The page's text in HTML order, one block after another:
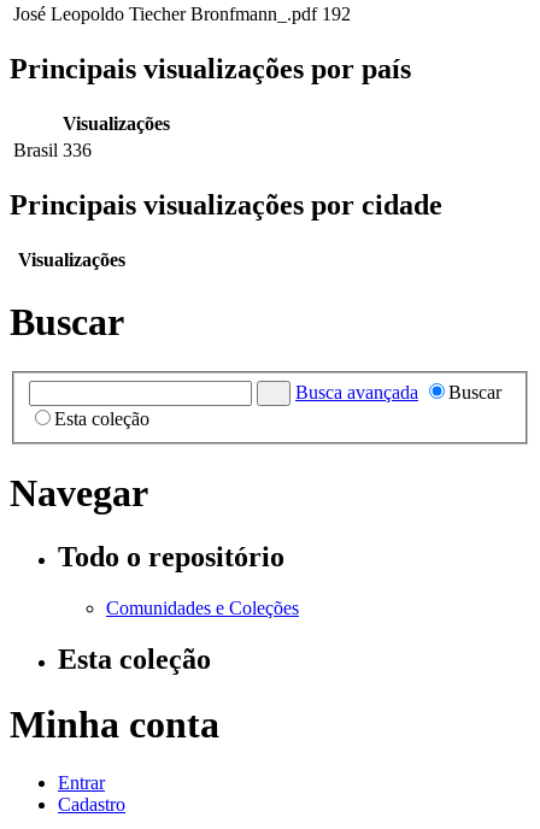
José Leopoldo Tiecher Bronfmann_.pdf 192
Principais visualizações por país
Visualizações
Brasil 336
Principais visualizações por cidade
Visualizações
Buscar
Busca avançada
Buscar
Esta coleção
Navegar
Todo o repositório
Comunidades e Coleções
Esta coleção
Minha conta
Entrar
Cadastro